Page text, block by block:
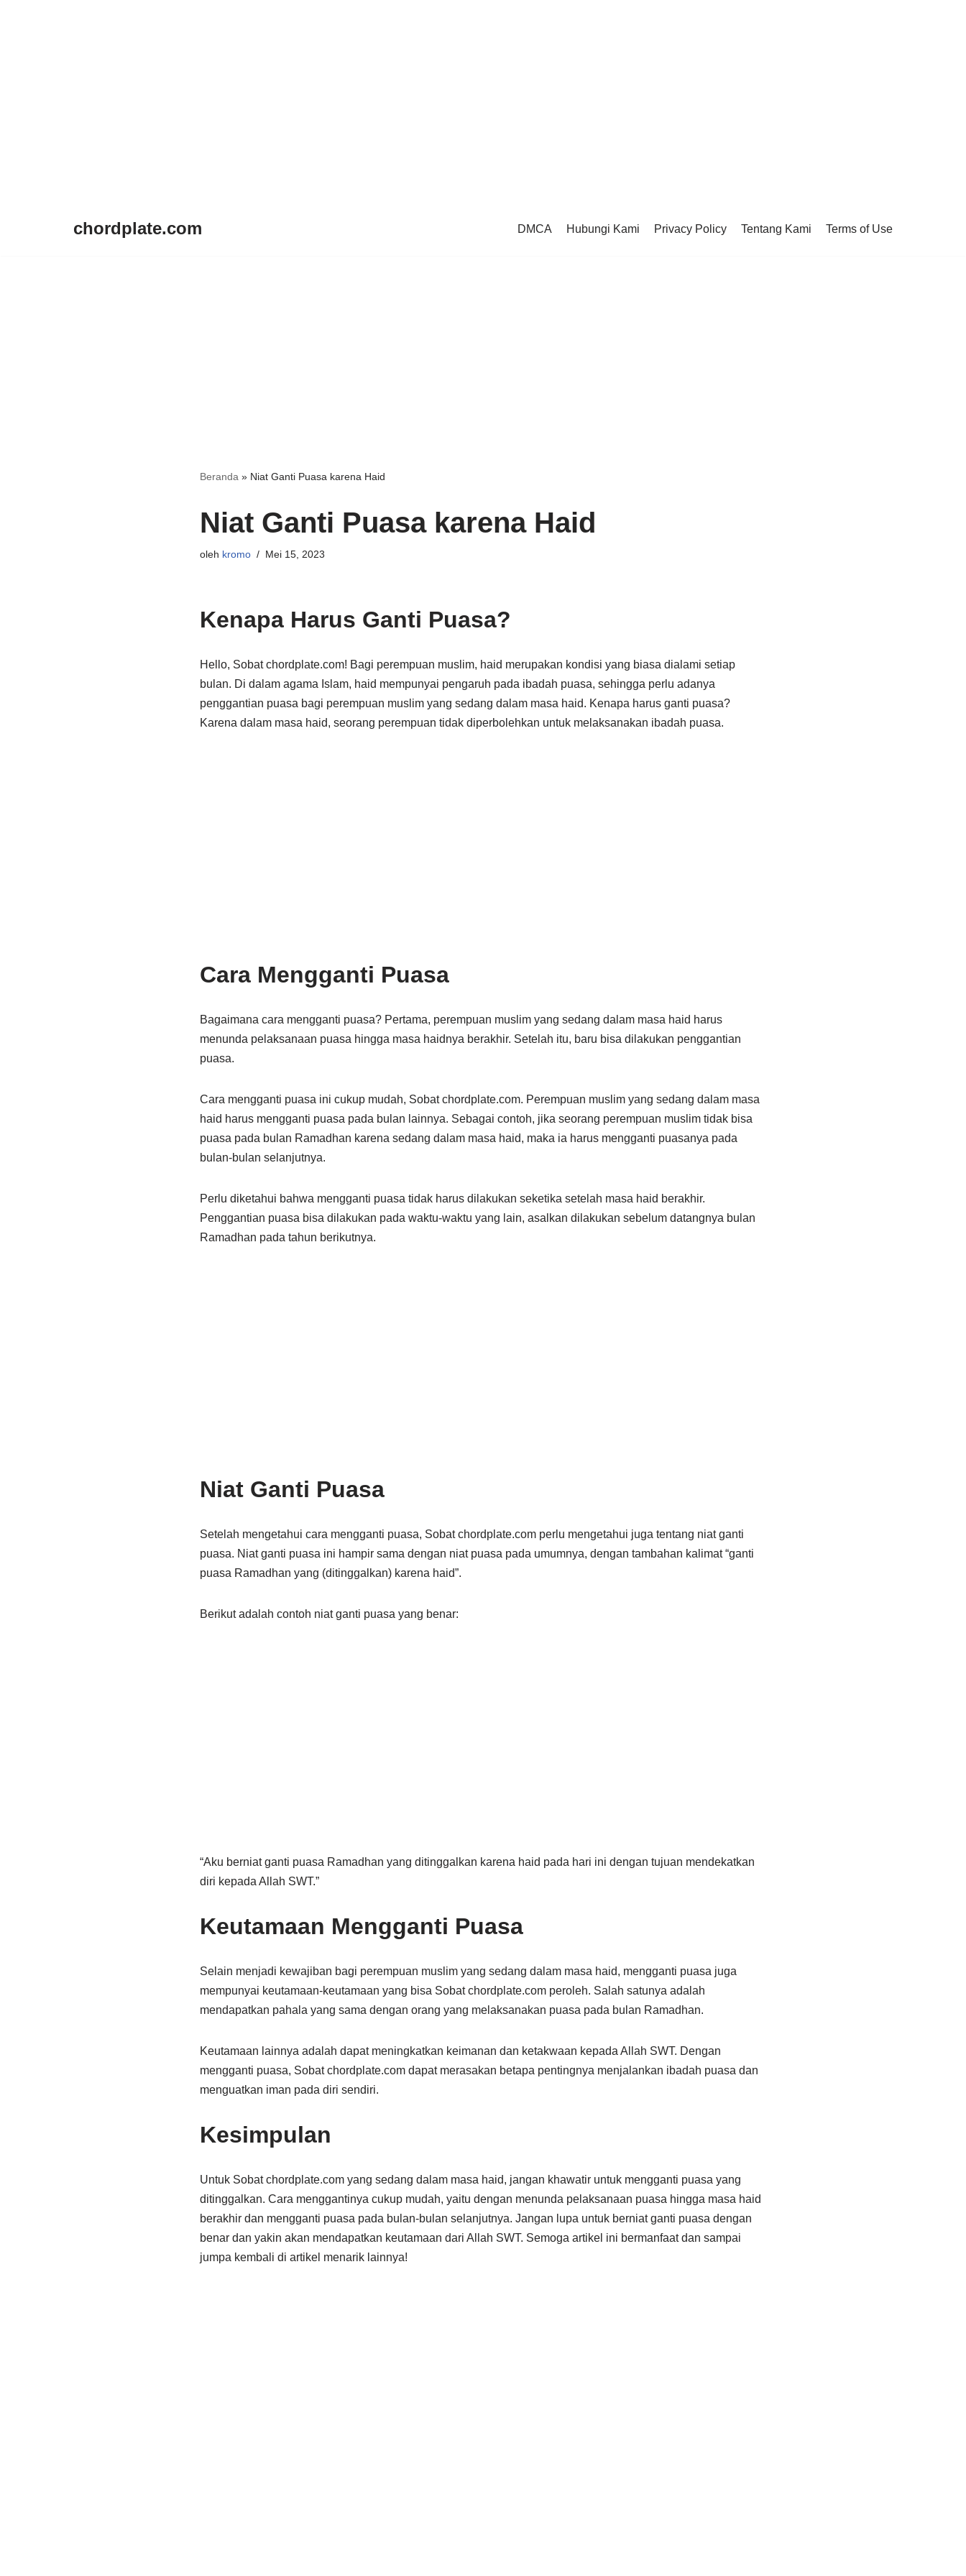
chordplate.com DMCA Hubungi Kami Privacy Policy Tentang Kami Terms of Use
Beranda » Niat Ganti Puasa karena Haid
Niat Ganti Puasa karena Haid
oleh kromo Mei 15, 2023
Kenapa Harus Ganti Puasa?
Hello, Sobat chordplate.com! Bagi perempuan muslim, haid merupakan kondisi yang biasa dialami setiap
bulan. Di dalam agama Islam, haid mempunyai pengaruh pada ibadah puasa, sehingga perlu adanya
penggantian puasa bagi perempuan muslim yang sedang dalam masa haid. Kenapa harus ganti puasa?
Karena dalam masa haid, seorang perempuan tidak diperbolehkan untuk melaksanakan ibadah puasa.
Cara Mengganti Puasa
Bagaimana cara mengganti puasa? Pertama, perempuan muslim yang sedang dalam masa haid harus
menunda pelaksanaan puasa hingga masa haidnya berakhir. Setelah itu, baru bisa dilakukan penggantian
puasa.
Cara mengganti puasa ini cukup mudah, Sobat chordplate.com. Perempuan muslim yang sedang dalam masa
haid harus mengganti puasa pada bulan lainnya. Sebagai contoh, jika seorang perempuan muslim tidak bisa
puasa pada bulan Ramadhan karena sedang dalam masa haid, maka ia harus mengganti puasanya pada
bulan-bulan selanjutnya.
Perlu diketahui bahwa mengganti puasa tidak harus dilakukan seketika setelah masa haid berakhir.
Penggantian puasa bisa dilakukan pada waktu-waktu yang lain, asalkan dilakukan sebelum datangnya bulan
Ramadhan pada tahun berikutnya.
Niat Ganti Puasa
Setelah mengetahui cara mengganti puasa, Sobat chordplate.com perlu mengetahui juga tentang niat ganti
puasa. Niat ganti puasa ini hampir sama dengan niat puasa pada umumnya, dengan tambahan kalimat “ganti
puasa Ramadhan yang (ditinggalkan) karena haid”.
Berikut adalah contoh niat ganti puasa yang benar:
“Aku berniat ganti puasa Ramadhan yang ditinggalkan karena haid pada hari ini dengan tujuan mendekatkan
diri kepada Allah SWT.”
Keutamaan Mengganti Puasa
Selain menjadi kewajiban bagi perempuan muslim yang sedang dalam masa haid, mengganti puasa juga
mempunyai keutamaan-keutamaan yang bisa Sobat chordplate.com peroleh. Salah satunya adalah
mendapatkan pahala yang sama dengan orang yang melaksanakan puasa pada bulan Ramadhan.
Keutamaan lainnya adalah dapat meningkatkan keimanan dan ketakwaan kepada Allah SWT. Dengan
mengganti puasa, Sobat chordplate.com dapat merasakan betapa pentingnya menjalankan ibadah puasa dan
menguatkan iman pada diri sendiri.
Kesimpulan
Untuk Sobat chordplate.com yang sedang dalam masa haid, jangan khawatir untuk mengganti puasa yang
ditinggalkan. Cara menggantinya cukup mudah, yaitu dengan menunda pelaksanaan puasa hingga masa haid
berakhir dan mengganti puasa pada bulan-bulan selanjutnya. Jangan lupa untuk berniat ganti puasa dengan
benar dan yakin akan mendapatkan keutamaan dari Allah SWT. Semoga artikel ini bermanfaat dan sampai
jumpa kembali di artikel menarik lainnya!